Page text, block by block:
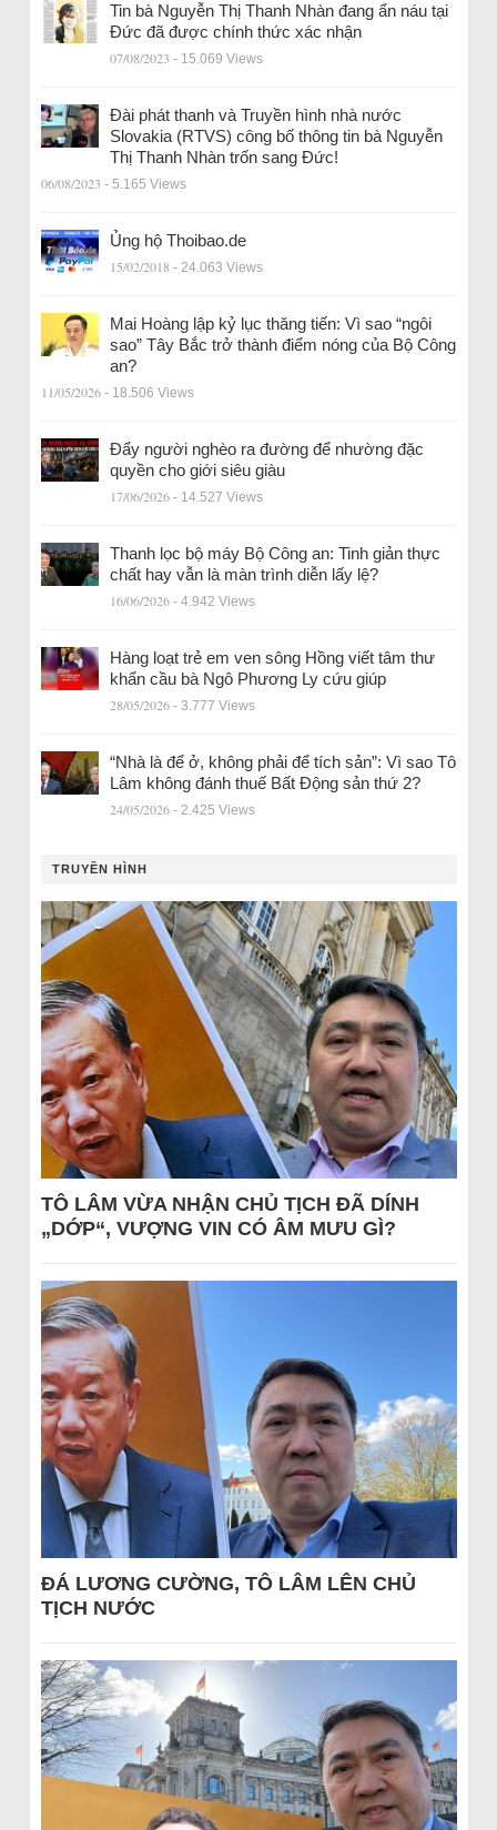
Tin bà Nguyễn Thị Thanh Nhàn đang ẩn náu tại
Đức đã được chính thức xác nhận
07/08/2023 - 15.069 Views
Đài phát thanh và Truyền hình nhà nước
Slovakia (RTVS) công bố thông tin bà Nguyễn
Thị Thanh Nhàn trốn sang Đức!
06/08/2023 - 5.165 Views
Ủng hộ Thoibao.de
15/02/2018 - 24.063 Views
Mai Hoàng lập kỷ lục thăng tiến: Vì sao “ngôi
sao” Tây Bắc trở thành điểm nóng của Bộ Công
an?
11/05/2026 - 18.506 Views
Đẩy người nghèo ra đường để nhường đặc
quyền cho giới siêu giàu
17/06/2026 - 14.527 Views
Thanh lọc bộ máy Bộ Công an: Tinh giản thực
chất hay vẫn là màn trình diễn lấy lệ?
16/06/2026 - 4.942 Views
Hàng loạt trẻ em ven sông Hồng viết tâm thư
khẩn cầu bà Ngô Phương Ly cứu giúp
28/05/2026 - 3.777 Views
“Nhà là để ở, không phải để tích sản”: Vì sao Tô
Lâm không đánh thuế Bất Động sản thứ 2?
24/05/2026 - 2.425 Views
TRUYỀN HÌNH
TÔ LÂM VỪA NHẬN CHỦ TỊCH ĐÃ DÍNH
„DỚP“, VƯỢNG VIN CÓ ÂM MƯU GÌ?
ĐÁ LƯƠNG CƯỜNG, TÔ LÂM LÊN CHỦ
TỊCH NƯỚC